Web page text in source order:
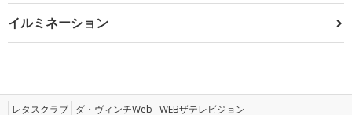
イルミネーション
レタスクラブ ダ・ヴィンチWeb WEBザテレビジョン